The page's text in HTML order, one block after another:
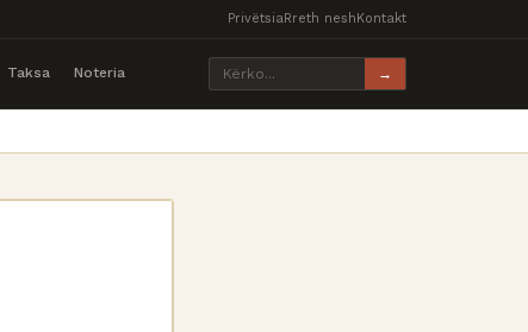
PrivëtsiaRreth neshKontakt
Taksa Noteria →